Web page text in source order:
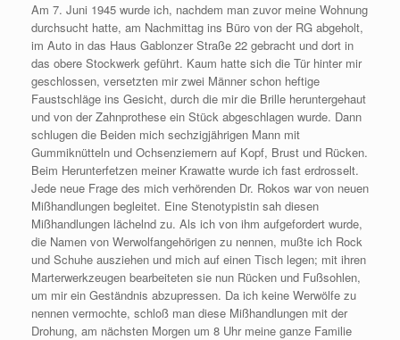
Am 7. Juni 1945 wurde ich, nachdem man zuvor meine Wohnung
durchsucht hatte, am Nachmittag ins Büro von der RG abgeholt,
im Auto in das Haus Gablonzer Straße 22 gebracht und dort in
das obere Stockwerk geführt. Kaum hatte sich die Tür hinter mir
geschlossen, versetzten mir zwei Männer schon heftige
Faustschläge ins Gesicht, durch die mir die Brille heruntergehaut
und von der Zahnprothese ein Stück abgeschlagen wurde. Dann
schlugen die Beiden mich sechzigjährigen Mann mit
Gummiknütteln und Ochsenziemern auf Kopf, Brust und Rücken.
Beim Herunterfetzen meiner Krawatte wurde ich fast erdrosselt.
Jede neue Frage des mich verhörenden Dr. Rokos war von neuen
Mißhandlungen begleitet. Eine Stenotypistin sah diesen
Mißhandlungen lächelnd zu. Als ich von ihm aufgefordert wurde,
die Namen von Werwolfangehörigen zu nennen, mußte ich Rock
und Schuhe ausziehen und mich auf einen Tisch legen; mit ihren
Marterwerkzeugen bearbeiteten sie nun Rücken und Fußsohlen,
um mir ein Geständnis abzupressen. Da ich keine Werwölfe zu
nennen vermochte, schloß man diese Mißhandlungen mit der
Drohung, am nächsten Morgen um 8 Uhr meine ganze Familie